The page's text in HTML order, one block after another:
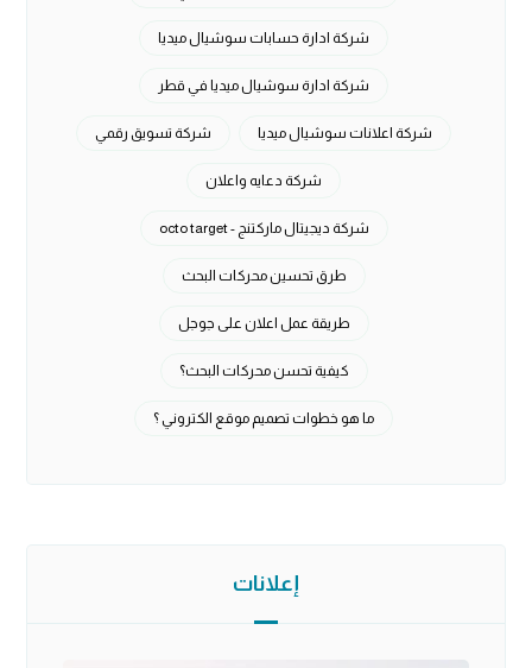
شركة ادارة حسابات سوشيال ميديا
شركة ادارة سوشيال ميديا في قطر
شركة اعلانات سوشيال ميديا شركة تسويق رقمي
شركة دعايه واعلان
شركة ديجيتال ماركتنج - octo target
طرق تحسين محركات البحث
طريقة عمل اعلان على جوجل
كيفية تحسن محركات البحث؟
ما هو خطوات تصميم موقع الكتروني ؟
إعلانات